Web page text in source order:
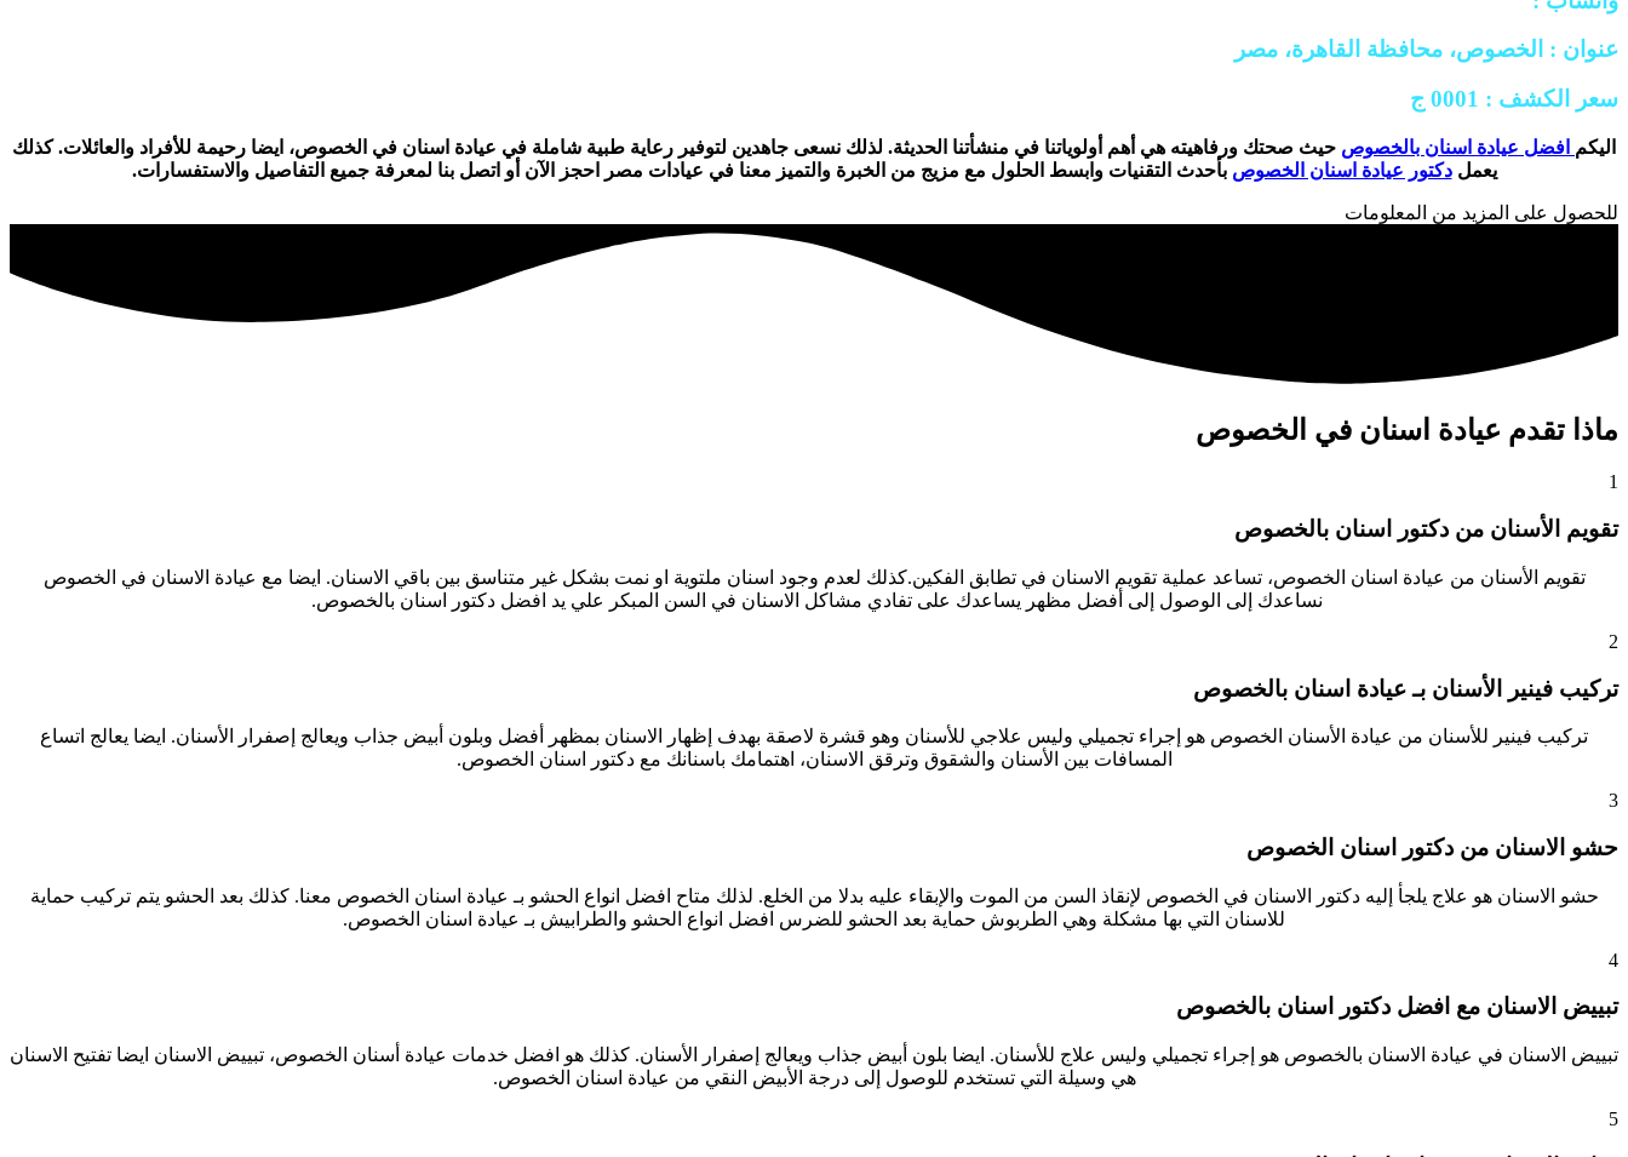
عنوان : الخصوص، محافظة القاهرة، مصر
سعر الكشف : 0001 ج
اليكم افضل عيادة اسنان بالخصوص حيث صحتك ورفاهيته هي أهم أولوياتنا في منشأتنا الحديثة. لذلك نسعى جاهدين لتوفير رعاية طبية شاملة في عيادة اسنان في الخصوص، ايضا رحيمة للأفراد والعائلات. كذلك
يعملدكتور عيادة اسنان الخصوص بأحدث التقنيات وابسط الحلول مع مزيج من الخبرة والتميز معنا في عيادات مصر احجز الآن أو اتصل بنا لمعرفة جميع التفاصيل والاستفسارات.
للحصول على المزيد من المعلومات
ماذا تقدم عيادة اسنان في الخصوص
1
تقويم الأسنان من دكتور اسنان بالخصوص
تقويم الأسنان من عيادة اسنان الخصوص، تساعد عملية تقويم الاسنان في تطابق الفكين.كذلك لعدم وجود اسنان ملتوية او نمت بشكل غير متناسق بين باقي الاسنان. ايضا مع عيادة الاسنان في الخصوص
نساعدك إلى الوصول إلى أفضل مظهر يساعدك على تفادي مشاكل الاسنان في السن المبكر علي يد افضل دكتور اسنان بالخصوص.
2
تركيب فينير الأسنان بـ عيادة اسنان بالخصوص
تركيب فينير للأسنان من عيادة الأسنان الخصوص هو إجراء تجميلي وليس علاجي للأسنان وهو قشرة لاصقة بهدف إظهار الاسنان بمظهر أفضل وبلون أبيض جذاب ويعالج إصفرار الأسنان. ايضا يعالج اتساع
المسافات بين الأسنان والشقوق وترقق الاسنان، اهتمامك باسنانك مع دكتور اسنان الخصوص.
3
حشو الاسنان من دكتور اسنان الخصوص
حشو الاسنان هو علاج يلجأ إليه دكتور الاسنان في الخصوص لإنقاذ السن من الموت والإبقاء عليه بدلا من الخلع. لذلك متاح افضل انواع الحشو بـ عيادة اسنان الخصوص معنا. كذلك بعد الحشو يتم تركيب حماية
للاسنان التي بها مشكلة وهي الطربوش حماية بعد الحشو للضرس افضل انواع الحشو والطرابيش بـ عيادة اسنان الخصوص.
4
تبييض الاسنان مع افضل دكتور اسنان بالخصوص
تبييض الاسنان في عيادة الاسنان بالخصوص هو إجراء تجميلي وليس علاج للأسنان. ايضا بلون أبيض جذاب ويعالج إصفرار الأسنان. كذلك هو افضل خدمات عيادة أسنان الخصوص، تبييض الاسنان ايضا تفتيح الاسنان
هي وسيلة التي تستخدم للوصول إلى درجة الأبيض النقي من عيادة اسنان الخصوص.
5